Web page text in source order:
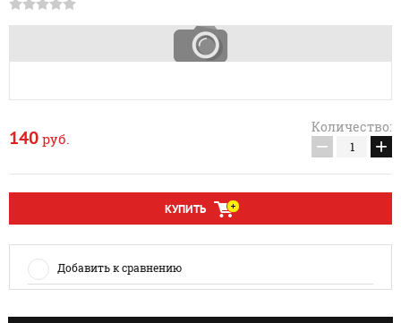
140 руб.
Количество:
− +
КУПИТЬ
Добавить к сравнению